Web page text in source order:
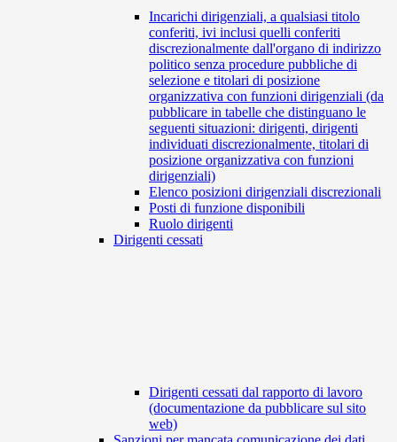
Incarichi dirigenziali, a qualsiasi titolo
conferiti, ivi inclusi quelli conferiti
discrezionalmente dall'organo di indirizzo
politico senza procedure pubbliche di
selezione e titolari di posizione
organizzativa con funzioni dirigenziali (da
pubblicare in tabelle che distinguano le
seguenti situazioni: dirigenti, dirigenti
individuati discrezionalmente, titolari di
posizione organizzativa con funzioni
dirigenziali)
Elenco posizioni dirigenziali discrezionali
Posti di funzione disponibili
Ruolo dirigenti
Dirigenti cessati
Dirigenti cessati dal rapporto di lavoro
(documentazione da pubblicare sul sito
web)